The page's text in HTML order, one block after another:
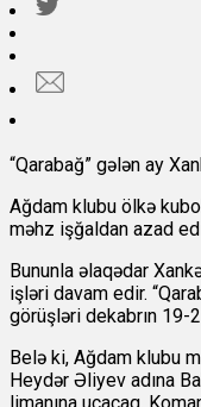
“Qarabağ” gələn ay
Ağdam klubu ölkə
məhz işğaldan azad
Bununla əlaqədar
işləri davam edir.
görüşləri dekabrın 19-
Belə ki, Ağdam klubu
Heydər Əliyev adına